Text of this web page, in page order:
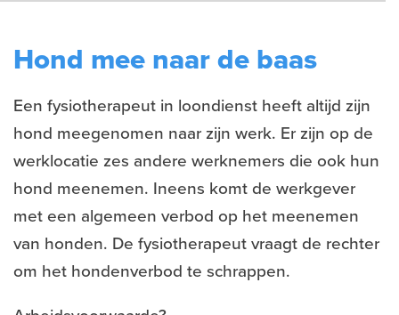
Hond mee naar de baas
Een fysiotherapeut in loondienst heeft altijd zijn
hond meegenomen naar zijn werk. Er zijn op de
werklocatie zes andere werknemers die ook hun
hond meenemen. Ineens komt de werkgever
met een algemeen verbod op het meenemen
van honden. De fysiotherapeut vraagt de rechter
om het hondenverbod te schrappen.